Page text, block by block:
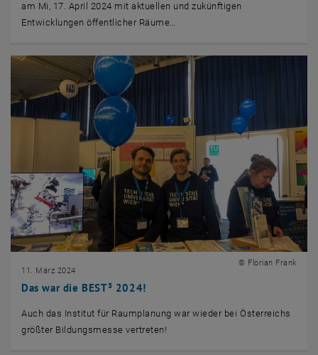
am Mi, 17. April 2024 mit aktuellen und zukünftigen
Entwicklungen öffentlicher Räume…
Das war die BEST³ 2024!
11. März 2024
© Florian Frank
Auch das Institut für Raumplanung war wieder bei Österreichs
größter Bildungsmesse vertreten!